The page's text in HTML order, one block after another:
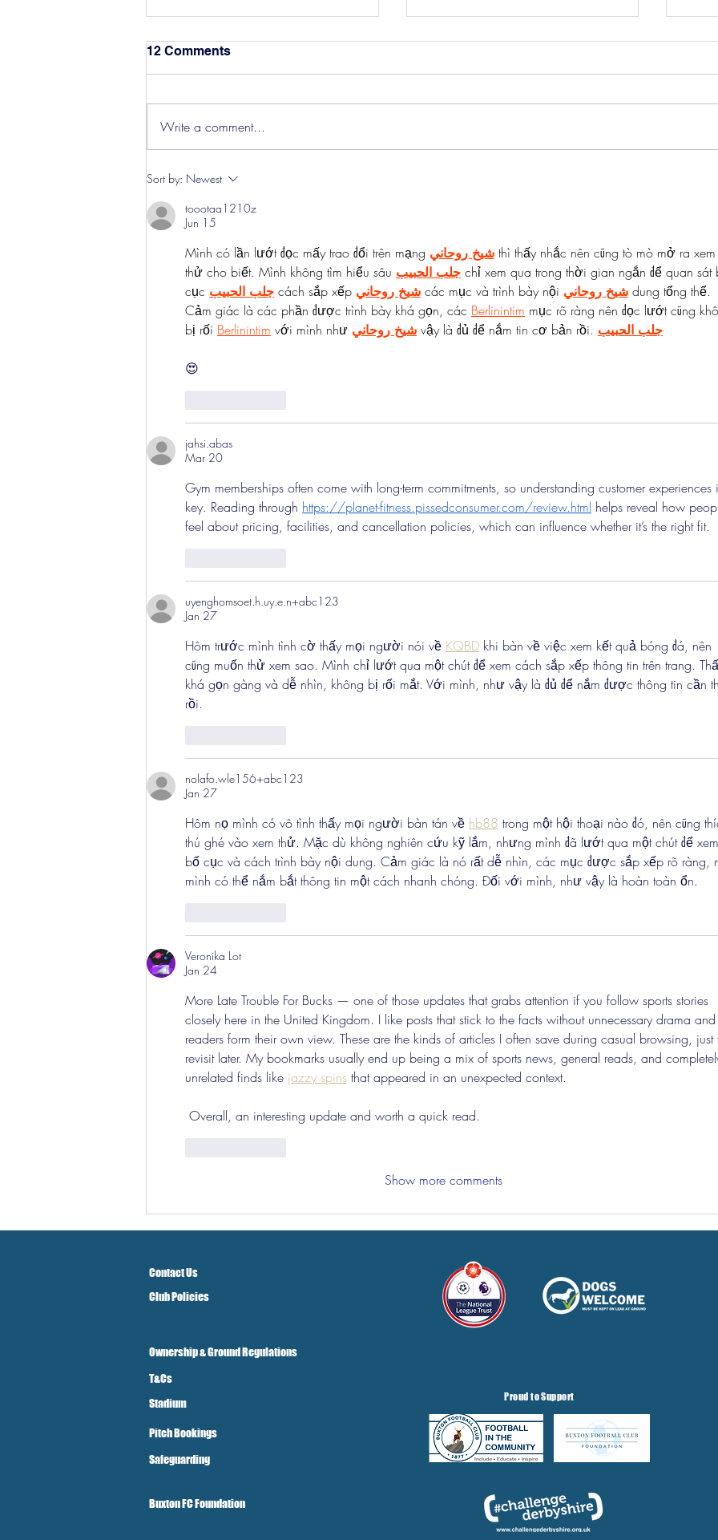
Hereford Tickets
12 Comments
Write a comment...
Sort by: Newest
toootaa1210z
Jun 15
Mình có lần lướt đọc mấy trao đổi trên mạng شيخ روحاني thì thấy nhắc nên cũng tò mò mở ra xem
thử cho biết. Mình không tìm hiểu sâu جلب الحبيب chỉ xem qua trong thời gian ngắn để quan sát
cục جلب الحبيب cách sắp xếp شيخ روحاني các mục và trình bày nội شيخ روحاني dung tổng thể.
Cảm giác là các phần được trình bày khá gọn, các Berlinintim mục rõ ràng nên đọc lướt cũng
bị rối Berlinintim với mình như شيخ روحاني vậy là đủ để nắm tin cơ bản rồi. جلب الحبيب
😍
jahsi.abas
Mar 20
Gym memberships often come with long-term commitments, so understanding customer experiences
key. Reading through https://planet-fitness.pissedconsumer.com/review.html helps reveal how
feel about pricing, facilities, and cancellation policies, which can influence whether it’s the right fit.
uyenghomsoet.h.uy.e.n+abc123
Jan 27
Hôm trước mình tình cờ thấy mọi người nói về KQBD khi bàn về việc xem kết quả bóng đá, nên
cũng muốn thử xem sao. Mình chỉ lướt qua một chút để xem cách sắp xếp thông tin trên trang.
khá gọn gàng và dễ nhìn, không bị rối mắt. Với mình, như vậy là đủ để nắm được thông tin cần
rồi.
nolafo.wle156+abc123
Jan 27
Hôm nọ mình có vô tình thấy mọi người bàn tán về hb88 trong một hội thoại nào đó, nên cũng
thú ghé vào xem thử. Mặc dù không nghiên cứu kỹ lắm, nhưng mình đã lướt qua một chút để xem
bố cục và cách trình bày nội dung. Cảm giác là nó rất dễ nhìn, các mục được sắp xếp rõ ràng,
mình có thể nắm bắt thông tin một cách nhanh chóng. Đối với mình, như vậy là hoàn toàn ổn.
Veronika Lot
Jan 24
More Late Trouble For Bucks — one of those updates that grabs attention if you follow sports stories
closely here in the United Kingdom. I like posts that stick to the facts without unnecessary drama
readers form their own view. These are the kinds of articles I often save during casual browsing, just
revisit later. My bookmarks usually end up being a mix of sports news, general reads, and
unrelated finds like jazzy spins that appeared in an unexpected context.
Overall, an interesting update and worth a quick read.
Show more comments
Contact Us
Club Policies
Ownership & Ground Regulations
T&Cs
Stadium
Pitch Bookings
Safeguarding
Buxton FC Foundation
Proud to Support